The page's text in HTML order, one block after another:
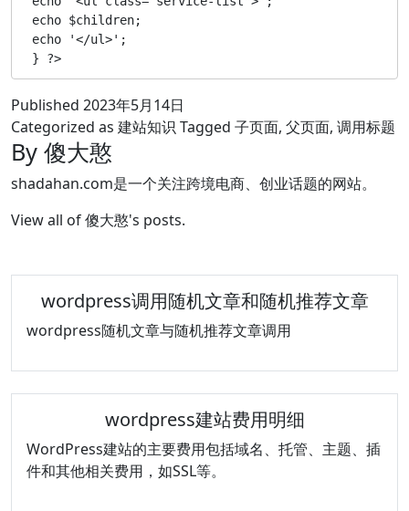
} ?>
Published 2023年5月14日
Categorized as 建站知识 Tagged 子页面, 父页面, 调用标题
By 傻大憨
shadahan.com是一个关注跨境电商、创业话题的网站。
View all of 傻大憨's posts.
wordpress调用随机文章和随机推荐文章
wordpress随机文章与随机推荐文章调用
wordpress建站费用明细
WordPress建站的主要费用包括域名、托管、主题、插
件和其他相关费用，如SSL等。‌